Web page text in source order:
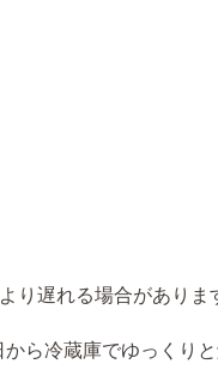
り遅れる場合がありま
ら冷蔵庫でゆっくり